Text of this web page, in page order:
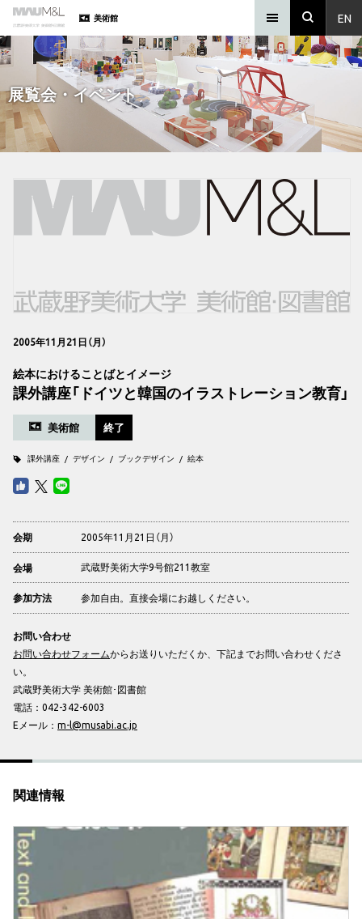
EN
美術館
展覧会・イベント
2005年11月21日（月）
絵本におけることばとイメージ
課外講座「ドイツと韓国のイラストレーション教育」
美術館 終了
課外講座 デザイン ブックデザイン 絵本
会期 2005年11月21日（月）
会場 武蔵野美術大学9号館211教室
参加方法 参加自由。直接会場にお越しください。
お問い合わせ
お問い合わせフォームからお送りいただくか、下記までお問い合わせくださ
い。
武蔵野美術大学 美術館･図書館
電話：042-342-6003
Eメール： m-l@musabi.ac.jp
関連情報